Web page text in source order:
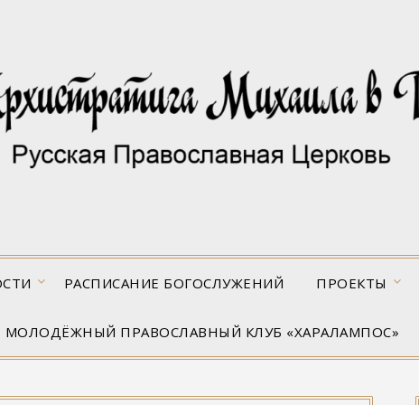
РАСПИСАНИЕ БОГОСЛУЖЕНИЙ ПРОЕКТЫ
МОЛОДЁЖНЫЙ ПРАВОСЛАВНЫЙ КЛУБ «ХАРАЛАМПОС»